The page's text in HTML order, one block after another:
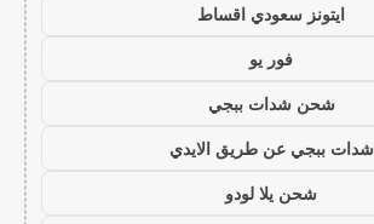
ايتونز سعودي اقساط
فور يو
شحن شدات ببجي
شدات ببجي عن طريق الايدي
شحن يلا لودو